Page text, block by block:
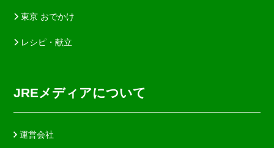
東京 おでかけ
レシピ・献立
JREメディアについて
運営会社